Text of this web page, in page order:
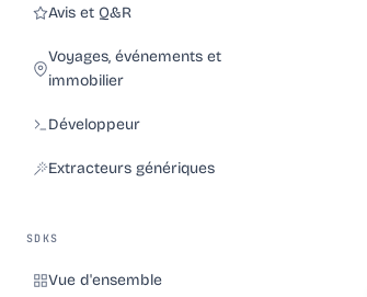
Avis et Q&R
Voyages, événements et
immobilier
Développeur
Extracteurs génériques
SDKS
Vue d'ensemble